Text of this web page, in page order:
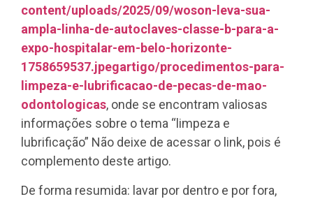
content/uploads/2025/09/woson-leva-sua-
ampla-linha-de-autoclaves-classe-b-para-a-
expo-hospitalar-em-belo-horizonte-
1758659537.jpegartigo/procedimentos-para-
limpeza-e-lubrificacao-de-pecas-de-mao-
odontologicas, onde se encontram valiosas
informações sobre o tema “limpeza e
lubrificação” Não deixe de acessar o link, pois é
complemento deste artigo.
De forma resumida: lavar por dentro e por fora,